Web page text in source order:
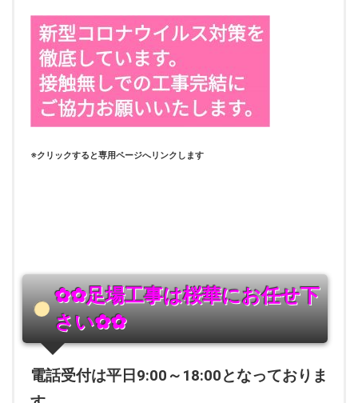
※クリックすると専用ページへリンクします
✿✿足場工事は桜華にお任せ下
さい✿✿
電話受付は平日9:00～18:00となっておりま